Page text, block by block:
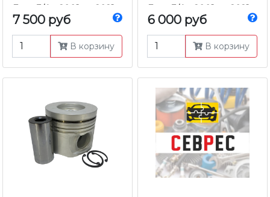
Евро-3/4 с 2001 по 2021
г.в. | Valeo
7 500 руб
В корзину
Евро-3/4 с 2001 по 2021
г.в. | Оригинал
6 000 руб
В корзину